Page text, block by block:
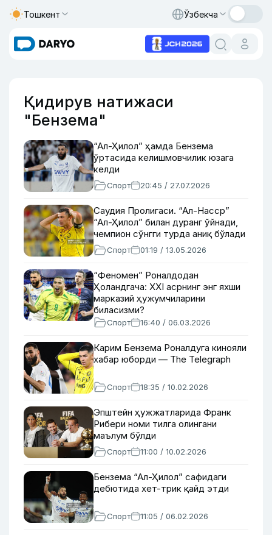
Тошкент Ўзбекча
Қидирув натижаси
"Бензема"
“Ал-Ҳилол” ҳамда Бензема
ўртасида келишмовчилик юзага
келди
Спорт 20:45 / 27.07.2026
Саудия Пролигаси. “Ал-Насср”
“Ал-Ҳилол” билан дуранг ўйнади,
чемпион сўнгги турда аниқ бўлади
Спорт 01:19 / 13.05.2026
“Феномен” Роналдодан
Ҳоландгача: ХХI асрнинг энг яхши
марказий ҳужумчиларини
биласизми?
Спорт 16:40 / 06.03.2026
Карим Бензема Роналдуга кинояли
хабар юборди — The Telegraph
Спорт 18:35 / 10.02.2026
Эпштейн ҳужжатларида Франк
Рибери номи тилга олингани
маълум бўлди
Спорт 11:00 / 10.02.2026
Бензема “Ал-Ҳилол” сафидаги
дебютида хет-трик қайд этди
Спорт 11:05 / 06.02.2026